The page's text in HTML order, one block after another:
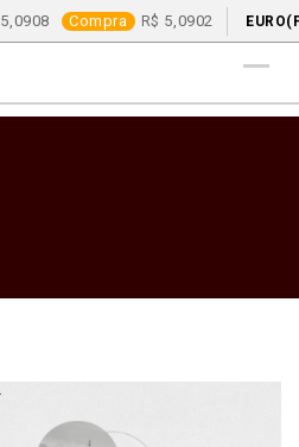
5,0908 Compra 5,0902